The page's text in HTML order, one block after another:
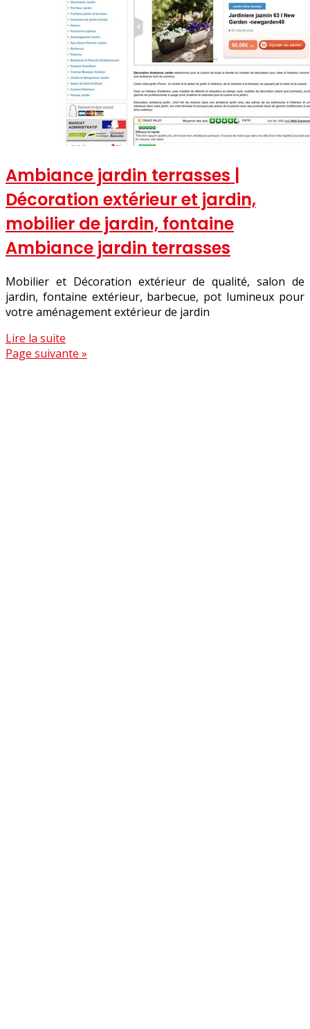
Ambiance jardin terrasses |
Décoration extérieur et jardin,
mobilier de jardin, fontaine
Ambiance jardin terrasses
Mobilier et Décoration extérieur de qualité, salon de
jardin, fontaine extérieur, barbecue, pot lumineux pour
votre aménagement extérieur de jardin
Lire la suite
Page suivante »